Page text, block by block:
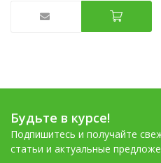
Будьте в курсе!
Подпишитесь и получайте
статьи и актуальные